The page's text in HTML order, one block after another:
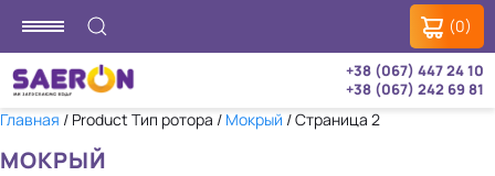
(0)
+38 (067) 447 24 10
+38 (067) 242 69 81
Главная / Product Тип ротора / Мокрый / Страница 2
МОКРЫЙ